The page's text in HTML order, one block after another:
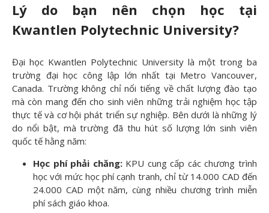
Lý do bạn nên chọn học tại
Kwantlen Polytechnic University?
Đại học Kwantlen Polytechnic University là một trong ba
trường đại học công lập lớn nhất tại Metro Vancouver,
Canada. Trường không chỉ nổi tiếng về chất lượng đào tạo
mà còn mang đến cho sinh viên những trải nghiệm học tập
thực tế và cơ hội phát triển sự nghiệp. Bên dưới là những lý
do nổi bật, mà trường đã thu hút số lượng lớn sinh viên
quốc tế hằng năm:
Học phí phải chăng:KPU cung cấp các chương trình
học với mức học phí cạnh tranh, chỉ từ 14.000 CAD đến
24.000 CAD một năm, cùng nhiều chương trình miễn
phí sách giáo khoa.